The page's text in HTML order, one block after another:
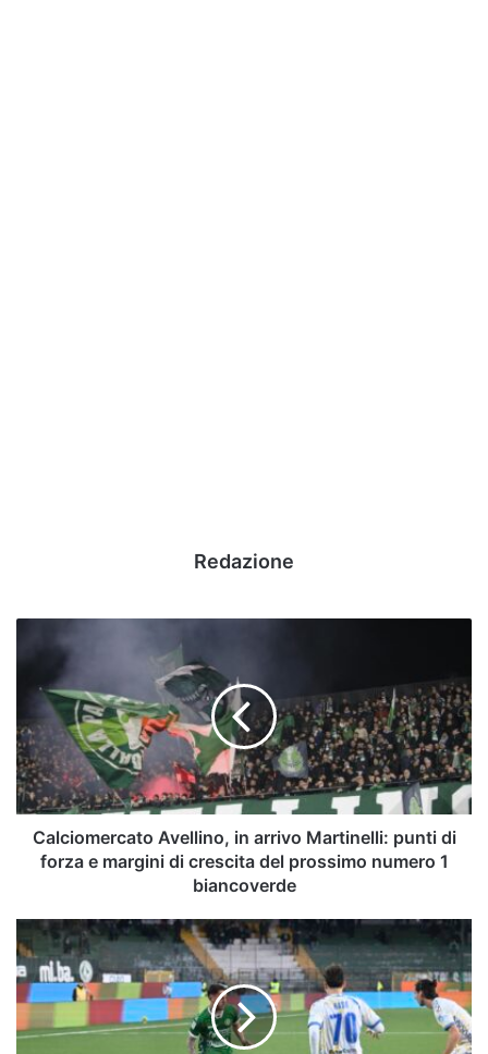
Redazione
Avellino,
arrivo
Martinelli:
punti
di
forza
e
margini
prossimo
numero
1
biancoverde
Calciomercato Avellino, in arrivo Martinelli: punti di
forza e margini di crescita del prossimo numero 1
biancoverde
Avellino,
testa
a
testa
Ilie: